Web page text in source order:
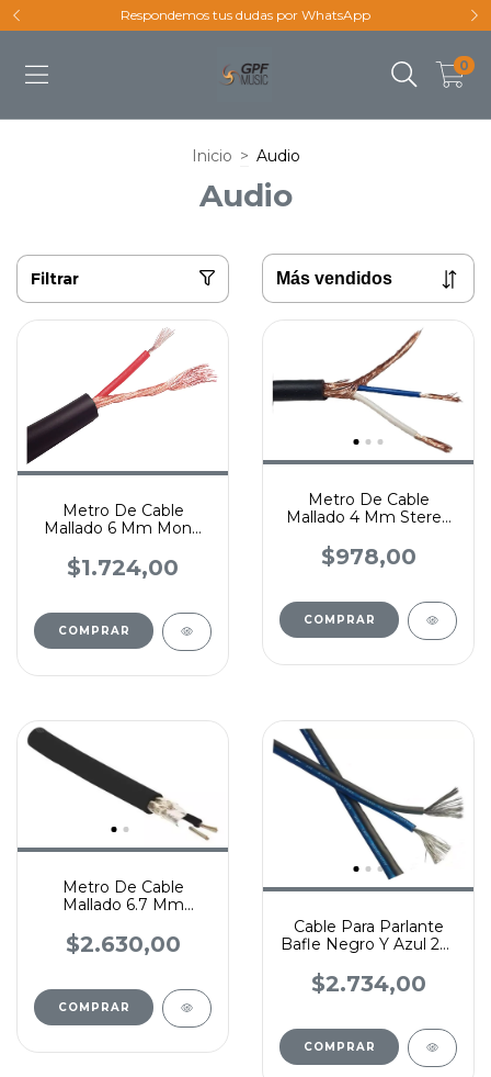
Respondemos tus dudas por WhatsApp
0
Inicio > Audio
Audio
Filtrar
Metro De Cable
Mallado 6 Mm Mono
Instrumento
$1.724,00
Metro De Cable
Mallado 4 Mm Stereo
Auriculares
$978,00
Metro De Cable
Mallado 6.7 Mm
Balanceado
$2.630,00
Cable Para Parlante
Bafle Negro Y Azul 2x2
$2.734,00